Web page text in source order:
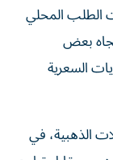
الطلب المحلي
بعض
السعرية
الذهبية، في